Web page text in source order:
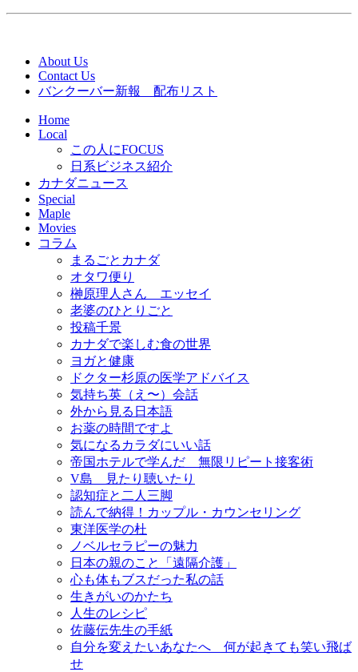
About Us
Contact Us
バンクーバー新報 配布リスト
Home
Local
この人にFOCUS
日系ビジネス紹介
カナダニュース
Special
Maple
Movies
コラム
まるごとカナダ
オタワ便り
榊原理人さん エッセイ
老婆のひとりごと
投稿千景
カナダで楽しむ食の世界
ヨガと健康
ドクター杉原の医学アドバイス
気持ち英（え〜）会話
外から見る日本語
お薬の時間ですよ
気になるカラダにいい話
帝国ホテルで学んだ 無限リピート接客術
V島 見たり聴いたり
認知症と二人三脚
読んで納得！カップル・カウンセリング
東洋医学の杜
ノベルセラピーの魅力
日本の親のこと「遠隔介護」
心も体もブスだった私の話
生きがいのかたち
人生のレシピ
佐藤伝先生の手紙
自分を変えたいあなたへ 何が起きても笑い飛ば
せ